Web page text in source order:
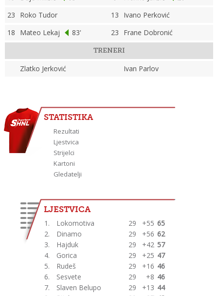
23
Roko Tudor 13
Ivano Perković
18
Mateo Lekaj 83' 23 Frane Dobronić
TRENERI
Zlatko Jerković Ivan Parlov
STATISTIKA
Rezultati
Ljestvica
Strijelci
Kartoni
Gledatelji
LJESTVICA
1. Lokomotiva 29 +55 65
2.
Dinamo 29 +56 62
3.
Hajduk 29 +42 57
4.
Gorica 29 +25 47
5.
Rudeš 29 +16 46
6.
Sesvete 29 +8 46
7.
Slaven Belupo 29 +13 44